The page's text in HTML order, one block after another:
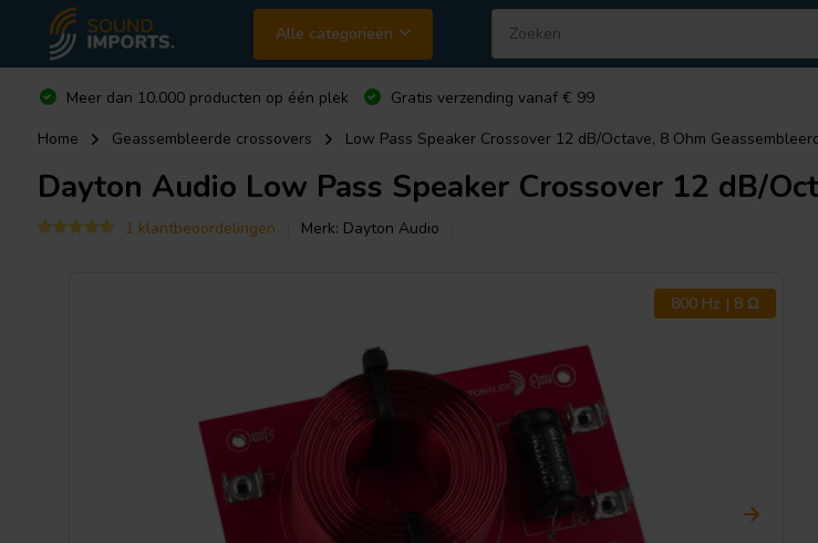
Alle categorieën
Meer dan 10.000 producten op één plek
Gratis verzending vanaf € 99
Home
Geassembleerde crossovers Low Pass Speaker Crossover 12 dB/Octave, 8 Ohm
Dayton Audio Low Pass Speaker Crossover 12 dB/
1 klantbeoordelingen Merk: Dayton Audio
800 Hz | 8 Ω